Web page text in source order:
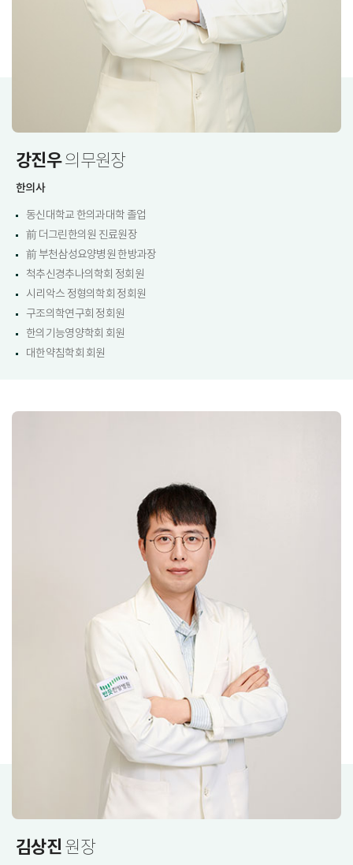
강진우의무원장
한의사
동신대학교 한의과대학 졸업
前 더그린한의원 진료원장
前 부천삼성요양병원 한방과장
척추신경추나의학회 정회원
시리악스 정형의학회 정회원
구조의학연구회 정회원
한의기능영양학회 회원
대한약침학회 회원
김상진원장